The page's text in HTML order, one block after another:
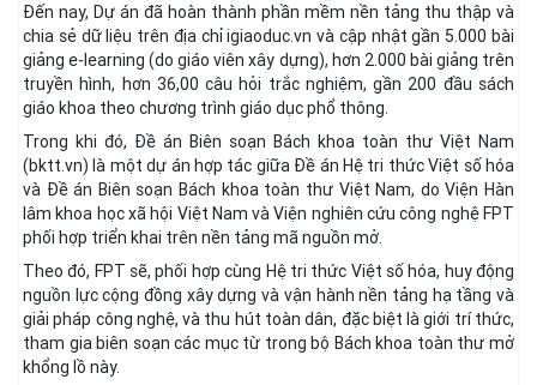
Đến nay, Dự án đã hoàn thành phần mềm nền tảng thu thập và
chia sẻ dữ liệu trên địa chỉ igiaoduc.vn và cập nhật gần 5.000 bài
giảng e-learning (do giáo viên xây dựng), hơn 2.000 bài giảng trên
truyền hình, hơn 36,00 câu hỏi trắc nghiệm, gần 200 đầu sách
giáo khoa theo chương trình giáo dục phổ thông.
Trong khi đó, Đề án Biên soạn Bách khoa toàn thư Việt Nam
(bktt.vn) là một dự án hợp tác giữa Đề án Hệ tri thức Việt số hóa
và Đề án Biên soạn Bách khoa toàn thư Việt Nam, do Viện Hàn
lâm khoa học xã hội Việt Nam và Viện nghiên cứu công nghệ FPT
phối hợp triển khai trên nền tảng mã nguồn mở.
Theo đó, FPT sẽ, phối hợp cùng Hệ tri thức Việt số hóa, huy động
nguồn lực cộng đồng xây dựng và vận hành nền tảng hạ tầng và
giải pháp công nghệ, và thu hút toàn dân, đặc biệt là giới trí thức,
tham gia biên soạn các mục từ trong bộ Bách khoa toàn thư mở
khổng lồ này.